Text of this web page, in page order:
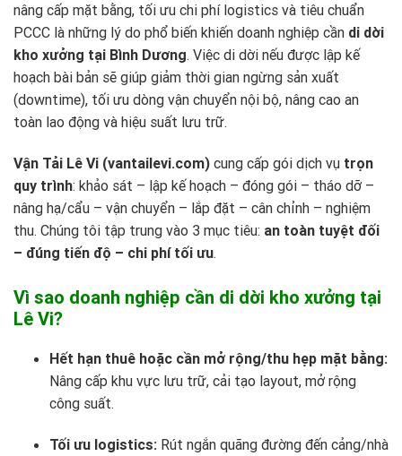
nâng cấp mặt bằng, tối ưu chi phí logistics và tiêu chuẩn
PCCC là những lý do phổ biến khiến doanh nghiệp cần di dời
kho xưởng tại Bình Dương. Việc di dời nếu được lập kế
hoạch bài bản sẽ giúp giảm thời gian ngừng sản xuất
(downtime), tối ưu dòng vận chuyển nội bộ, nâng cao an
toàn lao động và hiệu suất lưu trữ.
Vận Tải Lê Vi (vantailevi.com) cung cấp gói dịch vụ trọn
quy trình: khảo sát – lập kế hoạch – đóng gói – tháo dỡ –
nâng hạ/cẩu – vận chuyển – lắp đặt – cân chỉnh – nghiệm
thu. Chúng tôi tập trung vào 3 mục tiêu: an toàn tuyệt đối
– đúng tiến độ – chi phí tối ưu.
Vì sao doanh nghiệp cần di dời kho xưởng tại
Lê Vi?
Hết hạn thuê hoặc cần mở rộng/thu hẹp mặt bằng:
Nâng cấp khu vực lưu trữ, cải tạo layout, mở rộng
công suất.
Tối ưu logistics: Rút ngắn quãng đường đến cảng/nhà